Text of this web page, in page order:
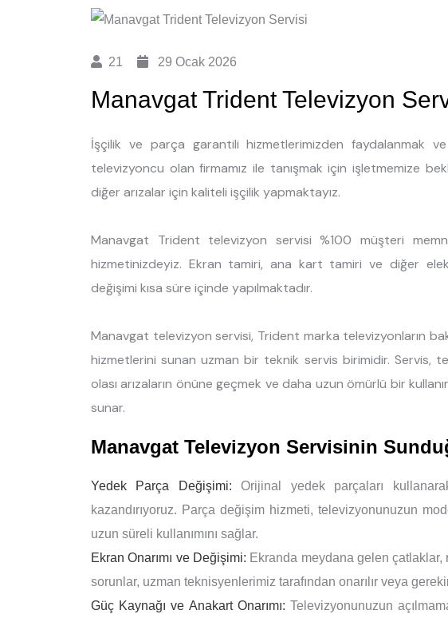
21 29 Ocak 2026
Manavgat Trident Televizyon
İşçilik ve parça garantili hizmetlerimizden faydalanmak
televizyoncu olan firmamız ile tanışmak için işletmemize
diğer arızalar için kaliteli işçilik yapmaktayız.
Manavgat Trident televizyon servisi %100 müşteri
hizmetinizdeyiz. Ekran tamiri, ana kart tamiri ve diğer
değişimi kısa süre içinde yapılmaktadır.
Manavgat televizyon servisi, Trident marka televizyonların
hizmetlerini sunan uzman bir teknik servis birimidir. Servis,
olası arızaların önüne geçmek ve daha uzun ömürlü bir
sunar.
Manavgat Televizyon Servisinin
Yedek Parça Değişimi: Orijinal yedek parçaları
kazandırıyoruz. Parça değişim hizmeti, televizyonunuzun
uzun süreli kullanımını sağlar.
Ekran Onarımı ve Değişimi: Ekranda meydana gelen çatlaklar,
sorunlar, uzman teknisyenlerimiz tarafından onarılır veya
Güç Kaynağı ve Anakart Onarımı: Televizyonunuzun